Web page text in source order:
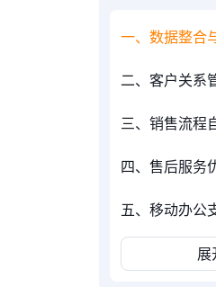
一、数据整合
二、客户关系
三、销售流程
四、售后服务
五、移动办公
展